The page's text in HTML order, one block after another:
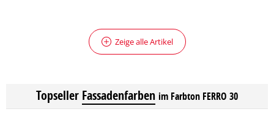
Zeige alle Artikel
Topseller Fassadenfarben im Farbton FERRO 30